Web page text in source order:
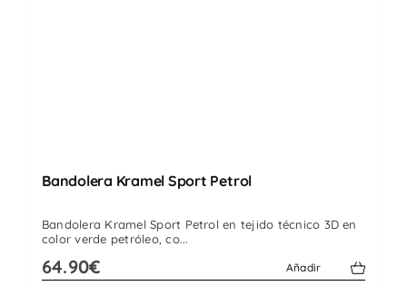
Bandolera Kramel Sport Petrol
Bandolera Kramel Sport Petrol en tejido técnico 3D en
color verde petróleo, co...
64.90€ Añadir